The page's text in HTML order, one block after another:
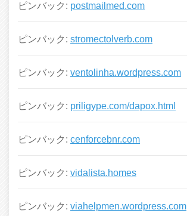
ピンバック: postmailmed.com
ピンバック: stromectolverb.com
ピンバック: ventolinha.wordpress.com
ピンバック: priligype.com/dapox.html
ピンバック: cenforcebnr.com
ピンバック: vidalista.homes
ピンバック: viahelpmen.wordpress.com